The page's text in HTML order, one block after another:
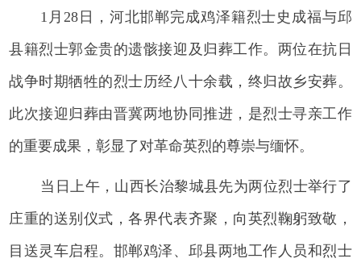
1月28日，河北邯郸完成鸡泽籍烈士史成福与邱
县籍烈士郭金贵的遗骸接迎及归葬工作。两位在抗日
战争时期牺牲的烈士历经八十余载，终归故乡安葬。
此次接迎归葬由晋冀两地协同推进，是烈士寻亲工作
的重要成果，彰显了对革命英烈的尊崇与缅怀。
当日上午，山西长治黎城县先为两位烈士举行了
庄重的送别仪式，各界代表齐聚，向英烈鞠躬致敬，
目送灵车启程。邯郸鸡泽、邱县两地工作人员和烈士